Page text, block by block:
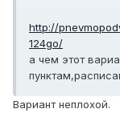
http://
124go/
а чем этот
Вариант неплохой.